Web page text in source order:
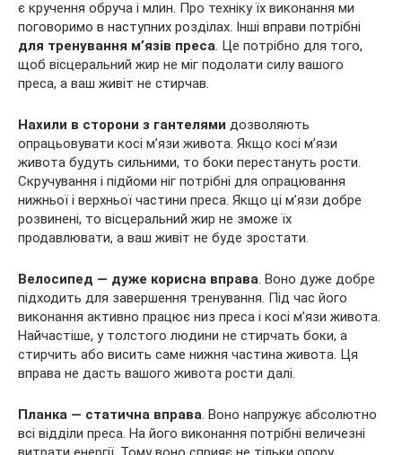
є кручення обруча і млин. Про техніку їх виконання ми
поговоримо в наступних розділах. Інші вправи потрібні
для тренування м’язів преса. Це потрібно для того,
щоб вісцеральний жир не міг подолати силу вашого
преса, а ваш живіт не стирчав.
Нахили в сторони з гантелями дозволяють
опрацьовувати косі м’язи живота. Якщо косі м’язи
живота будуть сильними, то боки перестануть рости.
Скручування і підйоми ніг потрібні для опрацювання
нижньої і верхньої частини преса. Якщо ці м’язи добре
розвинені, то вісцеральний жир не зможе їх
продавлювати, а ваш живіт не буде зростати.
Велосипед — дуже корисна вправа. Воно дуже добре
підходить для завершення тренування. Під час його
виконання активно працює низ преса і косі м’язи живота.
Найчастіше, у толстого людини не стирчать боки, а
стирчить або висить саме нижня частина живота. Ця
вправа не дасть вашого живота рости далі.
Планка — статична вправа. Воно напружує абсолютно
всі відділи преса. На його виконання потрібні величезні